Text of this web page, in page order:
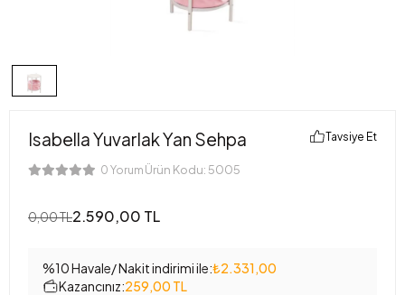
Isabella Yuvarlak Yan Sehpa
0 Yorum Ürün Kodu: 5005
Tavsiye Et
0,00 TL2.590,00 TL
%10 Havale/ Nakit indirimi ile:₺2.331,00
Kazancınız:259,00 TL